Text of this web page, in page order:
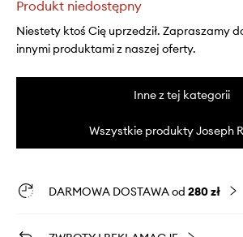
Produkt niedostępny
Niestety ktoś Cię uprzedził. Zapraszamy
innymi produktami z naszej oferty.
Inne z tej kategorii
Wszystkie produkty Joseph
DARMOWA DOSTAWA od 280 zł